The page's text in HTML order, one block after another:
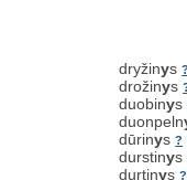
dryžinys?
drožinys
duobinys
duonpeln
dūrinys?
durstinys
durtinys?